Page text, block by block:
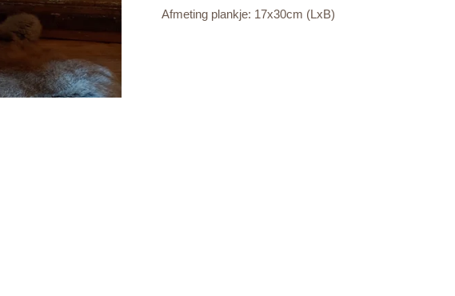
Afmeting plankje: 17x30cm (LxB)